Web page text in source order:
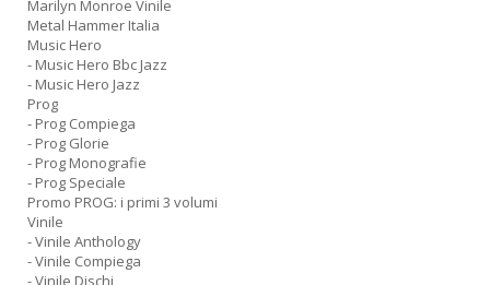
Marilyn Monroe Vinile
Metal Hammer Italia
Music Hero
- Music Hero Bbc Jazz
- Music Hero Jazz
Prog
- Prog Compiega
- Prog Glorie
- Prog Monografie
- Prog Speciale
Promo PROG: i primi 3 volumi
Vinile
- Vinile Anthology
- Vinile Compiega
- Vinile Dischi